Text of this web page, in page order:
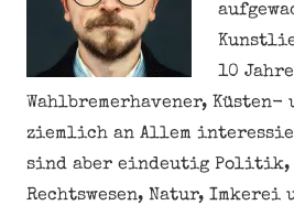
10
Wahlbremerhavener, Küsten-
ziemlich an Allem
sind aber eindeutig Politik,
Rechtswesen, Natur, Imkerei